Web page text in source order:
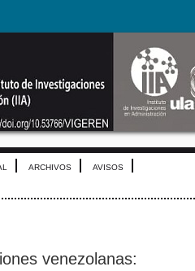
ARCHIVOS AVISOS
venezolanas: